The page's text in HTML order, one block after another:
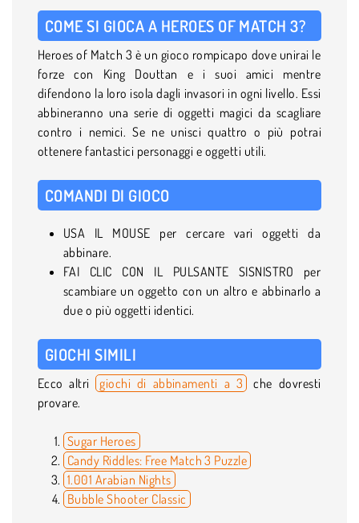
COME SI GIOCA A HEROES OF MATCH 3?
Heroes of Match 3 è un gioco rompicapo dove unirai le
forze con King Douttan e i suoi amici mentre
difendono la loro isola dagli invasori in ogni livello. Essi
abbineranno una serie di oggetti magici da scagliare
contro i nemici. Se ne unisci quattro o più potrai
ottenere fantastici personaggi e oggetti utili.
COMANDI DI GIOCO
USA IL MOUSE per cercare vari oggetti da
abbinare.
FAI CLIC CON IL PULSANTE SISNISTRO per
scambiare un oggetto con un altro e abbinarlo a
due o più oggetti identici.
GIOCHI SIMILI
Ecco altri giochi di abbinamenti a 3
che dovresti
provare.
Sugar Heroes
Candy Riddles: Free Match 3 Puzzle
1.001 Arabian Nights
Bubble Shooter Classic